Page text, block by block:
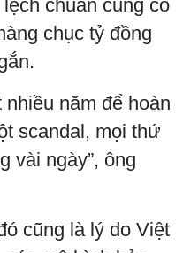
chuẩn cũng có
chục tỷ đồng
nhiều năm để hoàn
scandal, mọi thứ
vài ngày”, ông
cũng là lý do Việt